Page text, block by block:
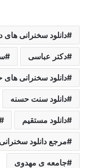
دانلود سخنرانی
دکتر عباسی
دانلود سخنرانی
دانلود سنت حسنه
دانلود مستقیم
مرجع دانلود سخنرانی
جامعه ی مهدوی